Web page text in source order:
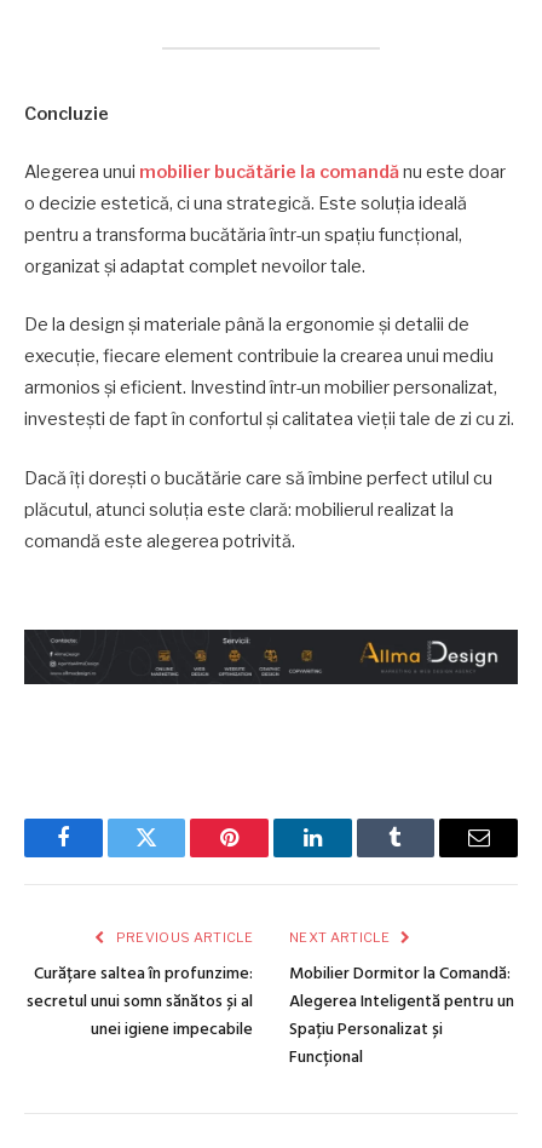
Concluzie
Alegerea unui mobilier bucătărie la comandănu este doar
o decizie estetică, ci una strategică. Este soluția ideală
pentru a transforma bucătăria într-un spațiu funcțional,
organizat și adaptat complet nevoilor tale.
De la design și materiale până la ergonomie și detalii de
execuție, fiecare element contribuie la crearea unui mediu
armonios și eficient. Investind într-un mobilier personalizat,
investești de fapt în confortul și calitatea vieții tale de zi cu zi.
Dacă îți dorești o bucătărie care să îmbine perfect utilul cu
plăcutul, atunci soluția este clară: mobilierul realizat la
comandă este alegerea potrivită.
FacebookTwitter Pinterest LinkedInTumblr Email
PREVIOUS ARTICLE
Curățare saltea în profunzime:
secretul unui somn sănătos și al
unei igiene impecabile
NEXT ARTICLE
Mobilier Dormitor la Comandă:
Alegerea Inteligentă pentru un
Spațiu Personalizat și
Funcțional